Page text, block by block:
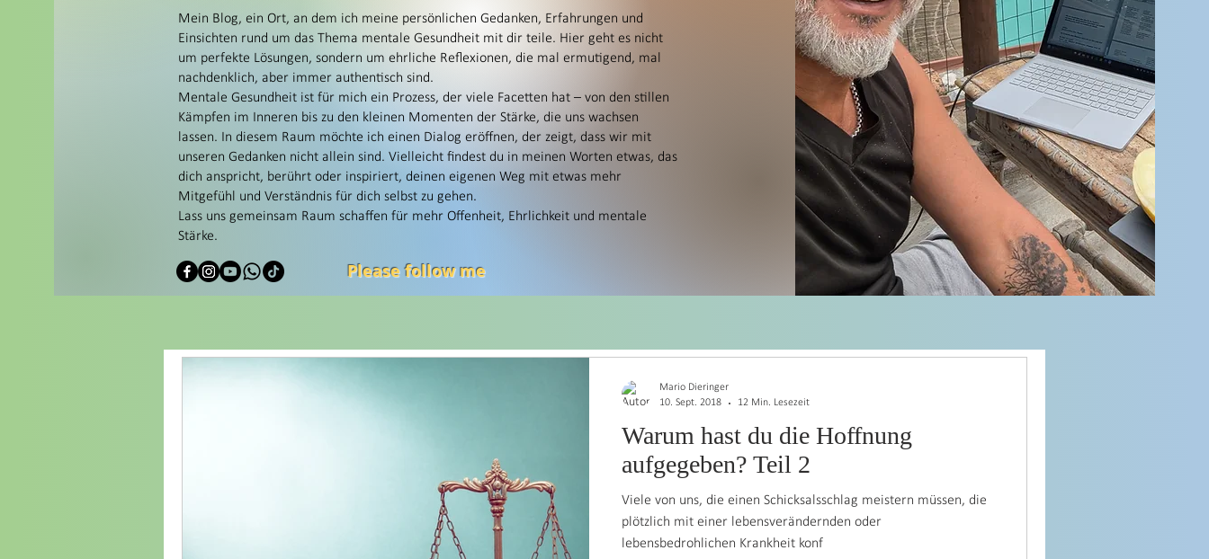
und berichte davon, was mir geholfen hat meine
Situation zu verbessern.
Ich freue mich über jeden der mitliest. Rechts im
grünen Kasten, kannst Du Dich eintragen und den
Blog abonnieren.
Warum hast du die Hoffnung
aufgegeben? Teil 2
Viele von uns, die einen Schicksalsschlag meistern müssen, die
plötzlich mit einer lebensverändernden oder
lebensbedrohlichen Krankheit konf
Mario Dieringer
10. Sept. 2018
12 Min. Lesezeit
Mein Blog, ein Ort, an dem ich meine persönlichen Gedanken, Erfahrungen und
Einsichten rund um das Thema mentale Gesundheit mit dir teile. Hier geht es nicht
um perfekte Lösungen, sondern um ehrliche Reflexionen, die mal ermutigend, mal
nachdenklich, aber immer authentisch sind.
Mentale Gesundheit ist für mich ein Prozess, der viele Facetten hat – von den stillen
Kämpfen im Inneren bis zu den kleinen Momenten der Stärke, die uns wachsen
lassen. In diesem Raum möchte ich einen Dialog eröffnen, der zeigt, dass wir mit
unseren Gedanken nicht allein sind. Vielleicht findest du in meinen Worten etwas, das
dich anspricht, berührt oder inspiriert, deinen eigenen Weg mit etwas mehr
Mitgefühl und Verständnis für dich selbst zu gehen.
Lass uns gemeinsam Raum schaffen für mehr Offenheit, Ehrlichkeit und mentale
Stärke.
Please follow me